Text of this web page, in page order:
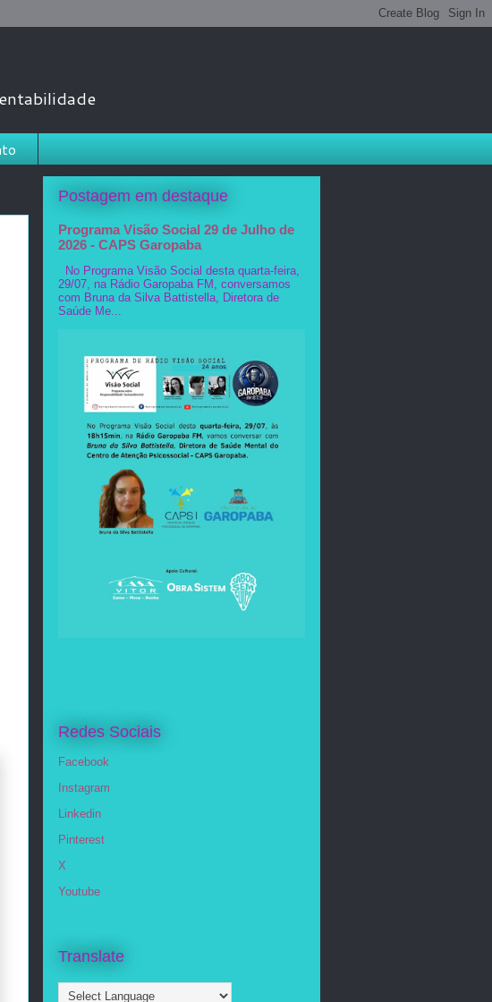
Postagem em destaque
Programa Visão Social 29 de Julho de
2026 - CAPS Garopaba
No Programa Visão Social desta quarta-feira,
29/07, na Rádio Garopaba FM, conversamos
com Bruna da Silva Battistella, Diretora de
Saúde Me...
Redes Sociais
Facebook
Instagram
Linkedin
Pinterest
X
Youtube
Translate